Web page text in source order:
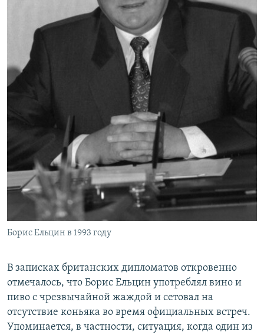
Борис Ельцин в 1993 году
В записках британских дипломатов откровенно
отмечалось, что Борис Ельцин употреблял вино и
пиво с чрезвычайной жаждой и сетовал на
отсутствие коньяка во время официальных встреч.
Упоминается, в частности, ситуация, когда один из